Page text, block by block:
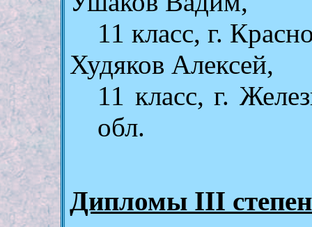
11 класс, г.
Худяков Алексей,
11 класс, г.
обл.
Дипломы III